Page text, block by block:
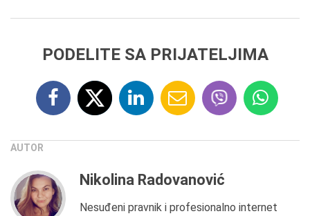
PODELITE SA PRIJATELJIMA
AUTOR
Nikolina Radovanović
Nesuđeni pravnik i profesionalno internet